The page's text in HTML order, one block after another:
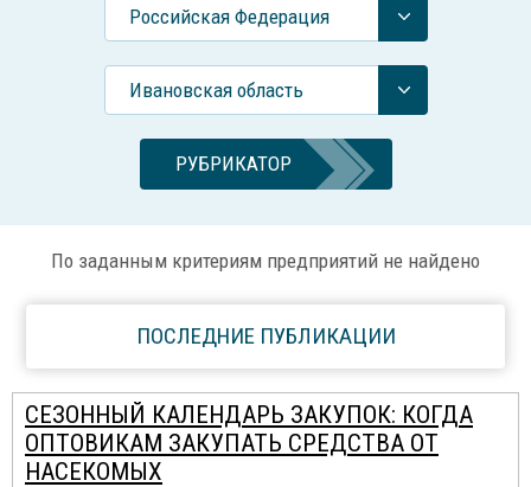
Российcкая Федерация
Ивановская область
РУБРИКАТОР
По заданным критериям предприятий не найдено
ПОСЛЕДНИЕ ПУБЛИКАЦИИ
СЕЗОННЫЙ КАЛЕНДАРЬ ЗАКУПОК: КОГДА
ОПТОВИКАМ ЗАКУПАТЬ СРЕДСТВА ОТ
НАСЕКОМЫХ